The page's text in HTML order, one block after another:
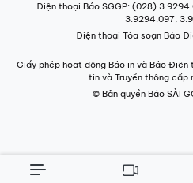
Điện thoại Báo SGGP: (028)
3.9294.097,
Điện thoại Tòa soạn Báo
Giấy phép hoạt động Báo in và Báo
tin và Truyền thông
© Bản quyền Báo SÀI